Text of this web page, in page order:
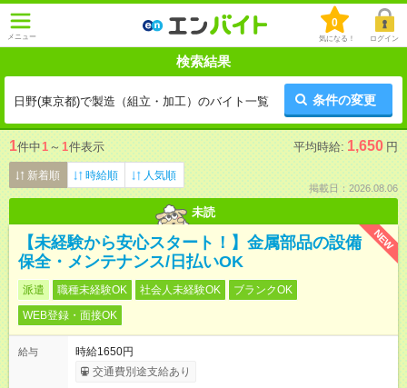
メニュー
0
気になる！ ログイン
検索結果
日野(東京都)で製造（組立・加工）のバイト一覧 条件の変更
1件中1 ～ 1件表示 平均時給: 1,650 円
新着順 時給順 人気順
掲載日：2026.08.06
未読
NEW
【未経験から安心スタート！】金属部品の設備
保全・メンテナンス/日払いOK
派遣 職種未経験OK 社会人未経験OK
ブランクOK
WEB登録・面接OK
給与
時給1650円
交通費別途支給あり